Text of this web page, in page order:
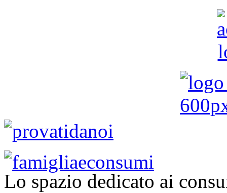
Lo spazio dedicato ai